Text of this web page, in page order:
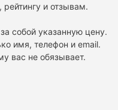
и отзывам.
собой указанную цену.
имя, телефон и email.
вас не обязывает.